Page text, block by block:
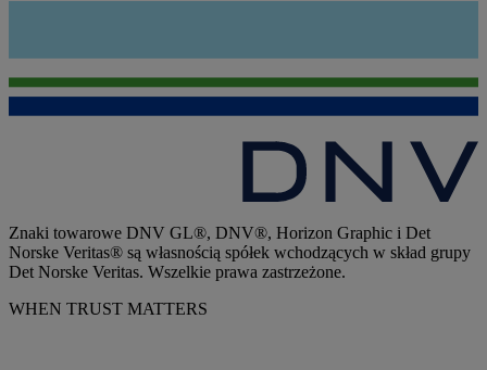
Znaki towarowe DNV GL®, DNV®, Horizon Graphic i Det
Norske Veritas® są własnością spółek wchodzących w skład grupy
Det Norske Veritas. Wszelkie prawa zastrzeżone.
WHEN TRUST MATTERS